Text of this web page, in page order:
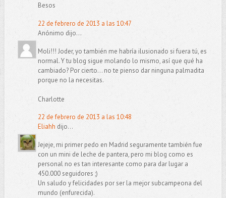
Besos
22 de febrero de 2013 a las 10:47
Anónimo dijo...
Moli!!! Joder, yo también me habría ilusionado si fuera tú, es
normal. Y tu blog sigue molando lo mismo, así que qué ha
cambiado? Por cierto... no te pienso dar ninguna palmadita
porque no la necesitas.
Charlotte
22 de febrero de 2013 a las 10:48
Eliahh dijo...
Jejeje, mi primer pedo en Madrid seguramente también fue
con un mini de leche de pantera, pero mi blog como es
personal no es tan interesante como para dar lugar a
450.000 seguidores ;)
Un saludo y felicidades por ser la mejor subcampeona del
mundo (enfurecida).